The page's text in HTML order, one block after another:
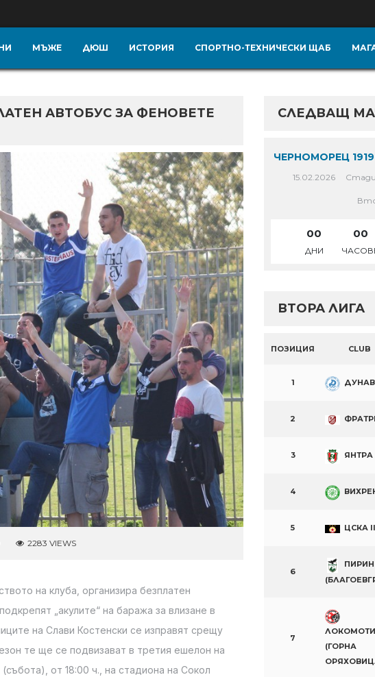
МЪЖЕ ДЮШ ИСТОРИЯ СПОРТНО-ТЕХНИЧЕСКИ ЩАБ
АВТОБУС ЗА ФЕНОВЕТЕ
2283 VIEWS
на клуба, организира безплатен
„акулите“ на баража за влизане в
на Слави Костенски се изправят срещу
те ще се подвизават в третия ешелон на
от 18:00 ч., на стадиона на Сокол
СЛЕДВАЩ
ЧЕРНОМОРЕЦ
15.02.2026
00
ДНИ
00
ВТОРА ЛИГА
ПОЗИЦИЯ CLUB
1 ДУНАВ
2
3 ЯНТРА
4
5 ЦСКА II
6
ПИРИН
7
(ГОРНА